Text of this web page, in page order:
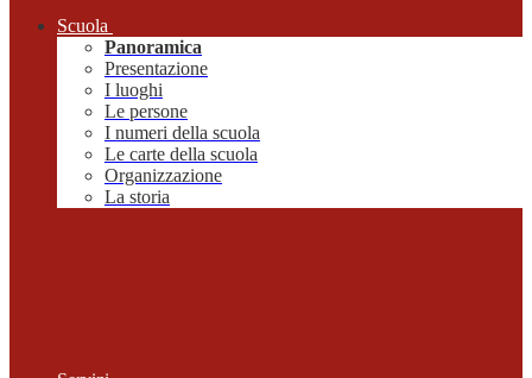
Scuola
Panoramica
Presentazione
I luoghi
Le persone
I numeri della scuola
Le carte della scuola
Organizzazione
La storia